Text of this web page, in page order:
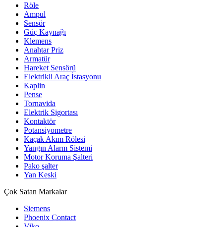
Röle
Ampul
Sensör
Güç Kaynağı
Klemens
Anahtar Priz
Armatür
Hareket Sensörü
Elektrikli Araç İstasyonu
Kaplin
Pense
Tornavida
Elektrik Sigortası
Kontaktör
Potansiyometre
Kaçak Akım Rölesi
Yangın Alarm Sistemi
Motor Koruma Şalteri
Pako şalter
Yan Keski
Çok Satan Markalar
Siemens
Phoenix Contact